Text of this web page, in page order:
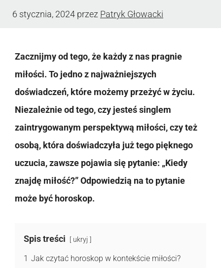
6 stycznia, 2024 przez Patryk Głowacki
Zacznijmy od tego, że każdy z nas pragnie
miłości. To jedno z najważniejszych
doświadczeń, które możemy przeżyć w życiu.
Niezależnie od tego, czy jesteś singlem
zaintrygowanym perspektywą miłości, czy też
osobą, która doświadczyła już tego pięknego
uczucia, zawsze pojawia się pytanie: „Kiedy
znajdę miłość?” Odpowiedzią na to pytanie
może być horoskop.
Spis treści ukryj
1 Jak czytać horoskop w kontekście miłości?